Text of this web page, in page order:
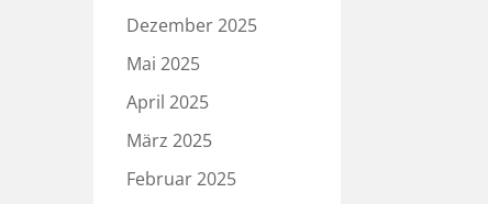
Dezember 2025
Mai 2025
April 2025
März 2025
Februar 2025